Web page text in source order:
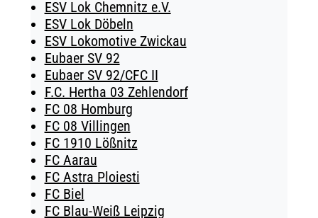
ESV Lok Chemnitz e.V.
ESV Lok Döbeln
ESV Lokomotive Zwickau
Eubaer SV 92
Eubaer SV 92/CFC II
F.C. Hertha 03 Zehlendorf
FC 08 Homburg
FC 08 Villingen
FC 1910 Lößnitz
FC Aarau
FC Astra Ploiesti
FC Biel
FC Blau-Weiß Leipzig